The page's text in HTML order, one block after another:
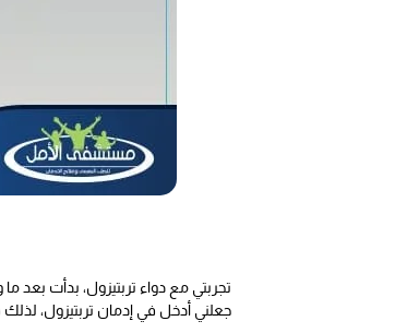
تجربتي مع دواء تربتيزول، بدأت بعد
جعلني أدخل في إدمان تربتيزول، لذلك